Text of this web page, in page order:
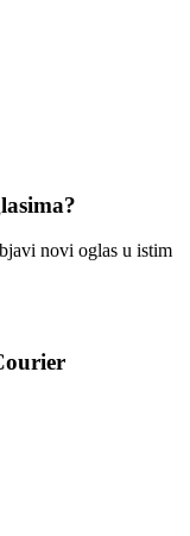
novi oglas u istim